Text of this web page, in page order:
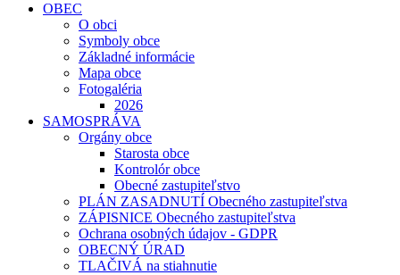
OBEC
O obci
Symboly obce
Základné informácie
Mapa obce
Fotogaléria
2026
SAMOSPRÁVA
Orgány obce
Starosta obce
Kontrolór obce
Obecné zastupiteľstvo
PLÁN ZASADNUTÍ Obecného zastupiteľstva
ZÁPISNICE Obecného zastupiteľstva
Ochrana osobných údajov - GDPR
OBECNÝ ÚRAD
TLAČIVÁ na stiahnutie